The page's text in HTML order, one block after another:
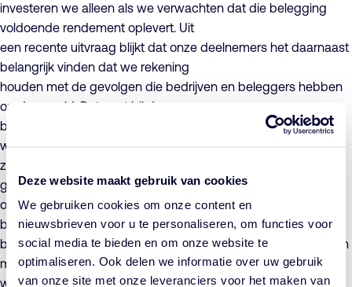
Deze website maakt gebruik van cookies
We gebruiken cookies om onze content en
nieuwsbrieven voor u te personaliseren, om functies voor
social media te bieden en om onze website te
optimaliseren. Ook delen we informatie over uw gebruik
van onze site met onze leveranciers voor het maken van
investeren we alleen als we verwachten dat die belegging
voldoende rendement oplevert. Uit
een recente uitvraag blijkt dat onze deelnemers het daarnaast
belangrijk vinden dat we rekening
houden met de gevolgen die bedrijven en beleggers hebben
op de wereld. Dat past bij de
beleggingsovertuiging die we al decennialang hebben. Want
wij geloven erin dat we kunnen
zorgen voor een goed pensioen door duurzaam te beleggen,
grote vervuilers uit te sluiten van
onze beleggingen en door het gesprek aan te gaan met
bedrijven waarin we beleggen. Door deze manier van
beleggen leveren we tegelijk een bijdrage aan mens, milieu en
maatschappij,” zegt Eric Douma, bestuursvoorzitter namens
werkgevers en lid van de beleggingsadviescommissie.